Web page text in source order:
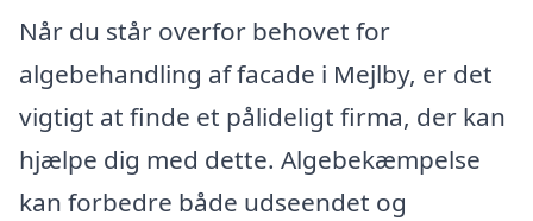
Når du står overfor behovet for
algebehandling af facade i Mejlby, er det
vigtigt at finde et pålideligt firma, der kan
hjælpe dig med dette. Algebekæmpelse
kan forbedre både udseendet og